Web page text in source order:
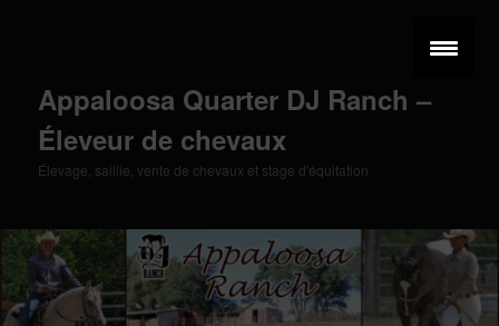
Appaloosa Quarter DJ Ranch –
Éleveur de chevaux
Élevage, saillie, vente de chevaux et stage d'équitation